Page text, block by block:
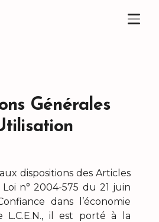
Générales
dispositions des Articles
n° 2004-575 du 21 juin
dans l’économie
L.C.E.N., il est porté à la